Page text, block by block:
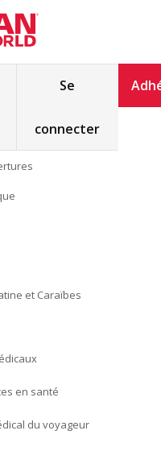
COUVERTURES
POUR LES
Se
connecter
et Caraïbes
en santé
du voyageur